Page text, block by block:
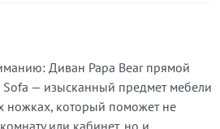
Диван Papa Bear прямой
Sofa — изысканный предмет мебели
ножках, который поможет не
или кабинет, но и